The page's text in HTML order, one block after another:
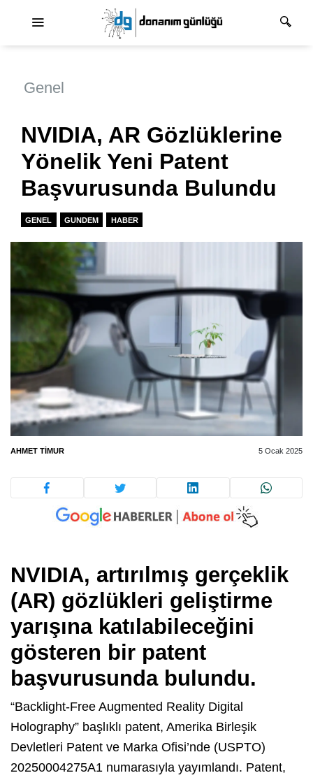
Genel
NVIDIA, AR Gözlüklerine
Yönelik Yeni Patent
Başvurusunda Bulundu
GENEL GUNDEM HABER
AHMET TIMUR 5 Ocak 2025
NVIDIA, artırılmış gerçeklik
(AR) gözlükleri geliştirme
yarışına katılabileceğini
gösteren bir patent
başvurusunda bulundu.
“Backlight-Free Augmented Reality Digital
Holography” başlıklı patent, Amerika Birleşik
Devletleri Patent ve Marka Ofisi’nde (USPTO)
20250004275A1 numarasıyla yayımlandı. Patent,